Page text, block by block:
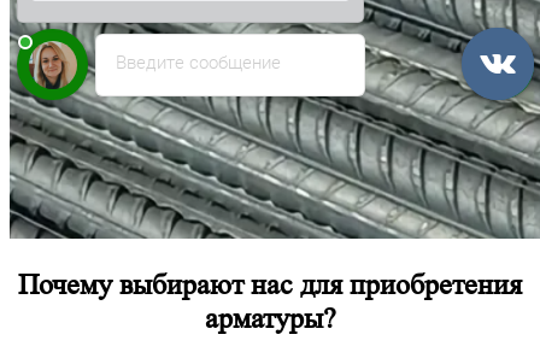
Почему выбирают нас для приобретения
арматуры?
Введите сообщение